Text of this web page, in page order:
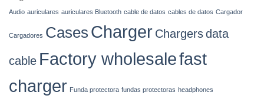
Audio auriculares auriculares Bluetooth cable de datos cables de datos Cargador
Cargadores Cases Charger Chargersdata
cable Factory wholesalefast
charger Funda protectora fundas protectoras headphones